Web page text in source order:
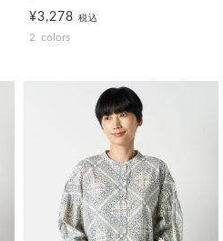
¥3,278 税込
2 colors